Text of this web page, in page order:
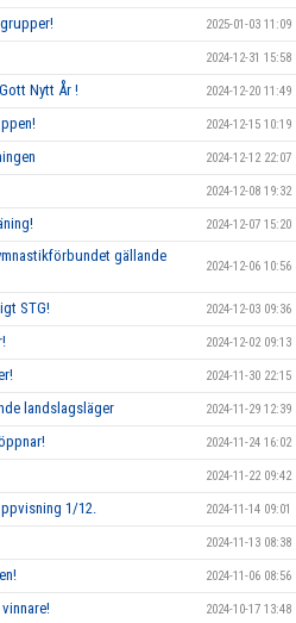
2025-01-03 11:09
2024-12-31 15:58
Nytt År ! 2024-12-20 11:49
2024-12-15 10:19
2024-12-12 22:07
2024-12-08 19:32
2024-12-07 15:20
gällande
2024-12-06 10:56
STG! 2024-12-03 09:36
2024-12-02 09:13
2024-11-30 22:15
landslagsläger 2024-11-29 12:39
2024-11-24 16:02
2024-11-22 09:42
1/12. 2024-11-14 09:01
2024-11-13 08:38
2024-11-06 08:56
2024-10-17 13:48